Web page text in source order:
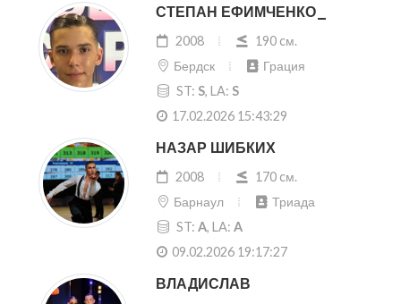
СТЕПАН ЕФИМЧЕНКО_
2008
190 cм.
Бердск
Грация
ST: S, LA: S
17.02.2026 15:43:29
НАЗАР ШИБКИХ
2008
170 cм.
Барнаул
Триада
ST: A, LA: A
09.02.2026 19:17:27
ВЛАДИСЛАВ